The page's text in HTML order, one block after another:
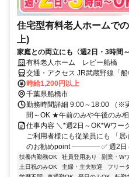
住宅型有料老人ホームで
上)
家庭との両立にも〈週2日・3時間
有料老人ホーム レビー船橋
交通・アクセス JR武蔵野線「
時給1,200円以上
千葉県船橋市
勤務時間詳細 9:00～18:00 （※
間～OK ★午前のみや午後のみ
仕事内容 ＼*週2日～OK*Wワー
ご利用者様にも従業員にも 「
のお勧めpoint ―――― ✅ 週2日～
扶養内勤務OK 社員登用あり 副業・W
土日祝のみOK
主婦・主夫歓迎 フリー